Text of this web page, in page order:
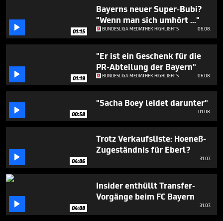
25
seconds
 01:15
Bayerns neuer Super-Bubi?
"Wenn man sich umhört ..."
BUNDESLIGA MEDIATHEK HIGHLIGHTS 06.08.
 01:19
"Er ist ein Geschenk für die
PR-Abteilung der Bayern"
BUNDESLIGA MEDIATHEK HIGHLIGHTS 06.08.
 00:58
"Sacha Boey leidet darunter"
01.08.
 04:06
Trotz Verkaufsliste: Hoeneß-
Zugeständnis für Eberl?
31.07.
 04:08
Insider enthüllt Transfer-
Vorgänge beim FC Bayern
31.07.